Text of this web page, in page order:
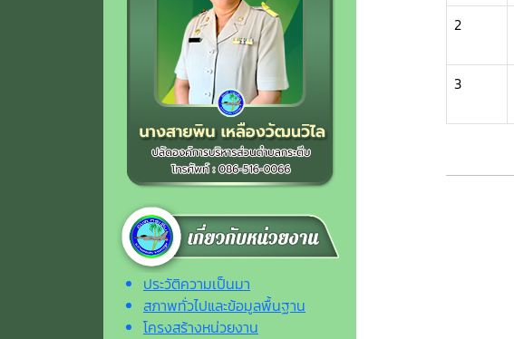
ประวัติความเป็นมา
สภาพทั่วไปและข้อมูลพื้นฐาน
โครงสร้างหน่วยงาน
2
3